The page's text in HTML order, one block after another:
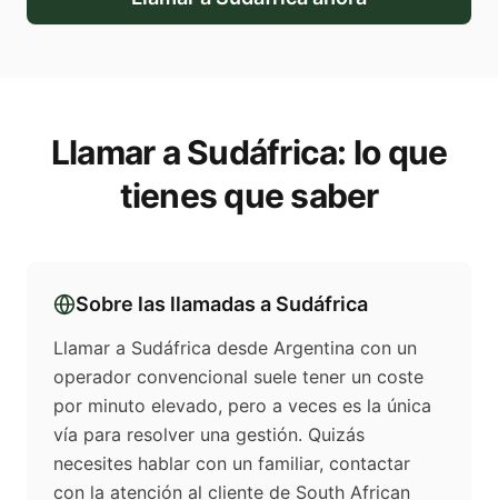
Llamar aSudáfrica: lo que
tienes que saber
Sobre las llamadas a Sudáfrica
Llamar a Sudáfrica desde Argentina con un
operador convencional suele tener un coste
por minuto elevado, pero a veces es la única
vía para resolver una gestión. Quizás
necesites hablar con un familiar, contactar
con la atención al cliente de South African